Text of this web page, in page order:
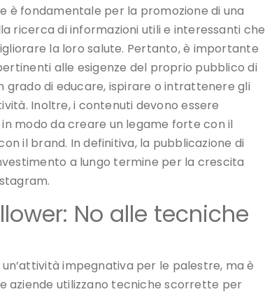
è fondamentale per la promozione di una
ricerca di informazioni utili e interessanti che
la loro salute. Pertanto, è importante
alle esigenze del proprio pubblico di
grado di educare, ispirare o intrattenere gli
Inoltre, i contenuti devono essere
modo da creare un legame forte con il
il brand. In definitiva, la pubblicazione di
a lungo termine per la crescita
No alle tecniche
impegnativa per le palestre, ma è
aziende utilizzano tecniche scorrette per